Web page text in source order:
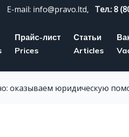
E-mail: info@pravo.ltd, Тел.: 8
Прайс-лист
Prices
Статьи
Articles
оказываем юридическую